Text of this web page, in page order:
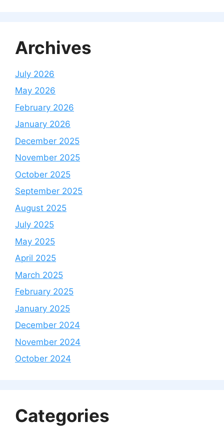
Archives
July 2026
May 2026
February 2026
January 2026
December 2025
November 2025
October 2025
September 2025
August 2025
July 2025
May 2025
April 2025
March 2025
February 2025
January 2025
December 2024
November 2024
October 2024
Categories